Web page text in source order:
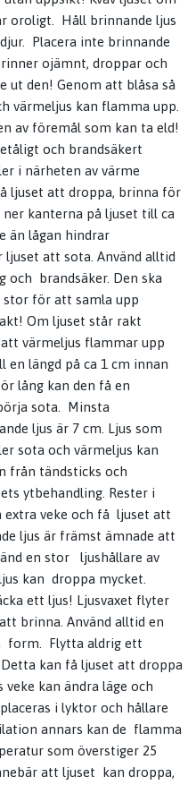
oroligt. Håll brinnande ljus
Placera inte brinnande
ojämnt, droppar och
ut den! Genom att blåsa så
värmeljus kan flamma upp.
av föremål som kan ta eld!
och brandsäkert
i närheten av värme
ljuset att droppa, brinna för
kanterna på ljuset till ca
än lågan hindrar
att sota. Använd alltid
och brandsäker. Den ska
för att samla upp
Om ljuset står rakt
värmeljus flammar upp
längd på ca 1 cm innan
lång kan den få en
sota. Minsta
ljus är 7 cm. Ljus som
sota och värmeljus kan
från tändsticks och
ytbehandling. Rester i
extra veke och få ljuset att
ljus är främst ämnade att
en stor ljushållare av
kan droppa mycket.
ett ljus! Ljusvaxet flyter
brinna. Använd alltid en
form. Flytta aldrig ett
kan få ljuset att droppa
kan ändra läge och
i lyktor och hållare
annars kan de flamma
som överstiger 25
att ljuset kan droppa,